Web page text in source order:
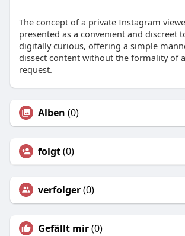
The concept of a private Instagram
presented as a convenient and discreet
digitally curious, offering a simple
dissect content without the formality of
request.
Alben (0)
folgt(0)
verfolger(0)
Gefällt mir(0)